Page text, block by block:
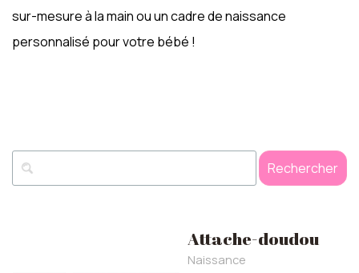
sur-mesure à la main ou un cadre de naissance
personnalisé pour votre bébé !
Rechercher
Attache-doudou
Naissance